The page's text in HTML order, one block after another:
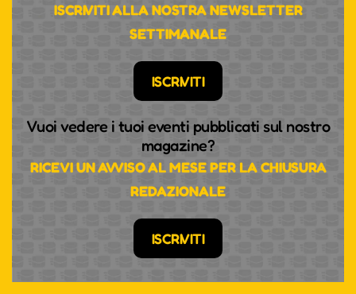
ISCRIVITI ALLA NOSTRA NEWSLETTER
SETTIMANALE
ISCRIVITI
Vuoi vedere i tuoi eventi pubblicati sul nostro
magazine?
RICEVI UN AVVISO AL MESE PER LA CHIUSURA
REDAZIONALE
ISCRIVITI